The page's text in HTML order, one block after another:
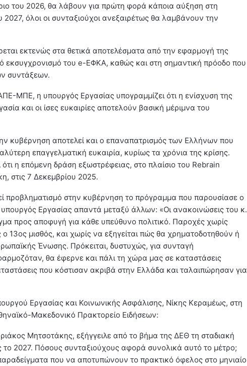
του 2026, θα λάβουν για πρώτη φορά κάποια αύξηση στη
όλοι οι συνταξιούχοι ανεξαιρέτως θα λαμβάνουν την
εκτενώς στα θετικά αποτελέσματα από την εφαρμογή της
εκσυγχρονισμό του e-ΕΦΚΑ, καθώς και στη σημαντική πρόοδο που
συντάξεων.
ΜΠΕ, η υπουργός Εργασίας υπογραμμίζει ότι η ενίσχυση της
και οι ίσες ευκαιρίες αποτελούν βασική μέριμνα του
κυβέρνηση αποτελεί και ο επαναπατρισμός των Ελλήνων που
επαγγελματική ευκαιρία, κυρίως τα χρόνια της κρίσης.
η επόμενη δράση εξωστρέφειας, στο πλαίσιο του Rebrain
στις 7 Δεκεμβρίου 2025.
προβληματισμό στην κυβέρνηση το πρόγραμμα που παρουσίασε ο
Εργασίας απαντά μεταξύ άλλων: «Οι ανακοινώσεις του κ.
προς αποφυγή για κάθε υπεύθυνο πολιτικό. Παροχές χωρίς
μισθός, και χωρίς να εξηγείται πώς θα χρηματοδοτηθούν ή
Ένωσης. Πρόκειται, δυστυχώς, για συνταγή
θα έφερνε και πάλι τη χώρα μας σε καταστάσεις
που κόστισαν ακριβά στην Ελλάδα και ταλαιπώρησαν για
Εργασίας και Κοινωνικής Ασφάλισης, Νίκης Κεραμέως, στη
Μακεδονικό Πρακτορείο Ειδήσεων:
Μητσοτάκης, εξήγγειλε από το βήμα της ΔΕΘ τη σταδιακή
2027. Πόσους συνταξιούχους αφορά συνολικά αυτό το μέτρο;
που να αποτυπώνουν το πρακτικό όφελος στο μηνιαίο